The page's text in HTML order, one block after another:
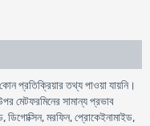
প্রতিক্রিয়ার তথ্য পাওয়া যায়নি।
মেটফরমিনের সামান্য প্রভাব
ডিগোক্সিন, মরফিন, প্রোকেইনামাইড,